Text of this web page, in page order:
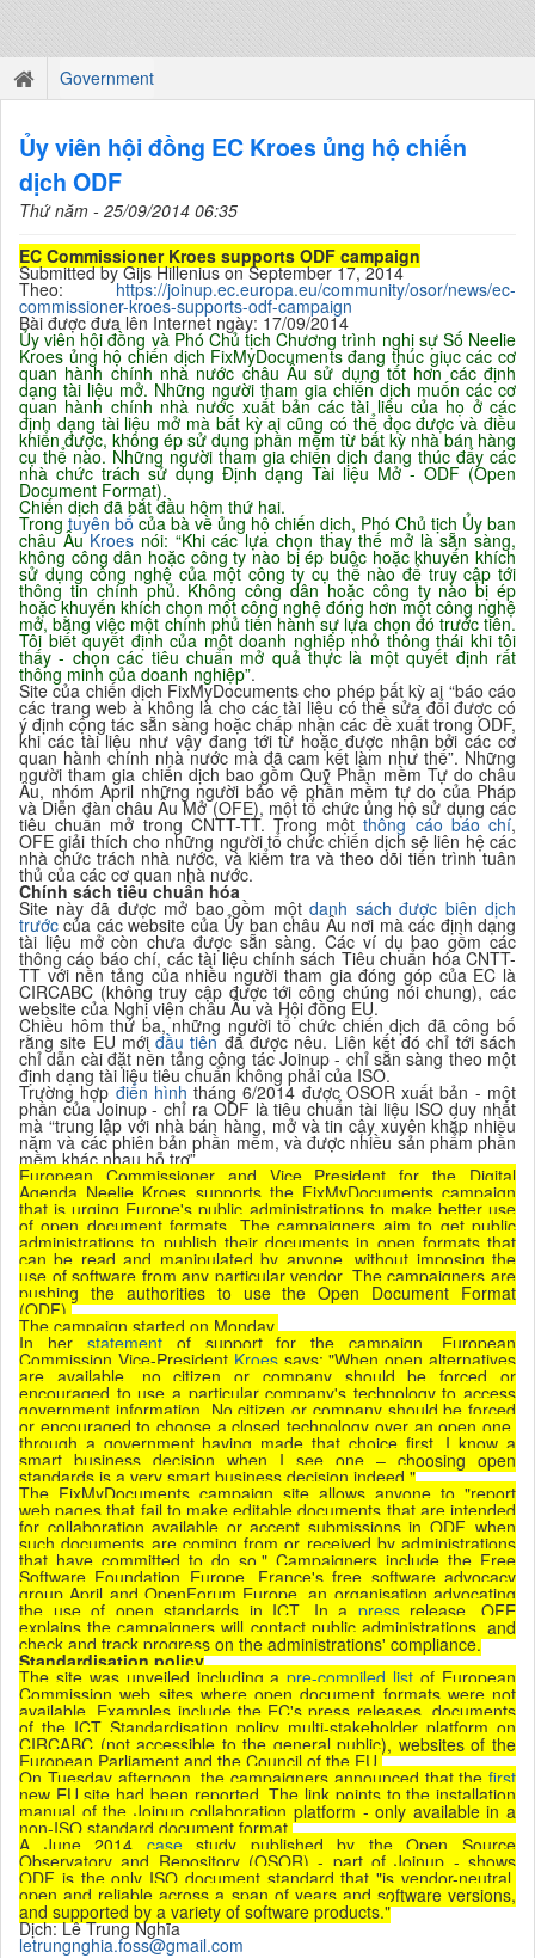
Government
Ủy viên hội đồng EC Kroes ủng hộ chiến
dịch ODF
Thứ năm - 25/09/2014 06:35
EC Commissioner Kroes supports ODF campaign
Submitted by Gijs Hillenius on September 17, 2014
Theo:https://joinup.ec.europa.eu/community/osor/news/ec-
commissioner-kroes-supports-odf-campaign
Bài được đưa lên Internet ngày: 17/09/2014
Ủy viên hội đồng và Phó Chủ tịch Chương trình nghị sự Số Neelie
Kroes ủng hộ chiến dịch FixMyDocuments đang thúc giục các cơ
quan hành chính nhà nước châu Âu sử dụng tốt hơn các định
dạng tài liệu mở. Những người tham gia chiến dịch muốn các cơ
quan hành chính nhà nước xuất bản các tài liệu của họ ở các
định dạng tài liệu mở mà bất kỳ ai cũng có thể đọc được và điều
khiển được, không ép sử dụng phần mềm từ bất kỳ nhà bán hàng
cụ thể nào. Những người tham gia chiến dịch đang thúc đẩy các
nhà chức trách sử dụng Định dạng Tài liệu Mở - ODF (Open
Document Format).
Chiến dịch đã bắt đầu hôm thứ hai.
Trong tuyên bố của bà về ủng hộ chiến dịch, Phó Chủ tịch Ủy ban
châu ÂuKroes nói: “Khi các lựa chọn thay thế mở là sẵn sàng,
không công dân hoặc công ty nào bị ép buộc hoặc khuyến khích
sử dụng công nghệ của một công ty cụ thể nào để truy cập tới
thông tin chính phủ. Không công dân hoặc công ty nào bị ép
hoặc khuyến khích chọn một công nghệ đóng hơn một công nghệ
mở, bằng việc một chính phủ tiến hành sự lựa chọn đó trước tiên.
Tôi biết quyết định của một doanh nghiệp nhỏ thông thái khi tôi
thấy - chọn các tiêu chuẩn mở quả thực là một quyết định rất
thông minh của doanh nghiệp”.
Site của chiến dịch FixMyDocuments cho phép bất kỳ ai “báo cáo
các trang web à không là cho các tài liệu có thể sửa đổi được có
ý định cộng tác sẵn sàng hoặc chấp nhận các đề xuất trong ODF,
khi các tài liệu như vậy đang tới từ hoặc được nhận bởi các cơ
quan hành chính nhà nước mà đã cam kết làm như thế”. Những
người tham gia chiến dịch bao gồm Quỹ Phần mềm Tự do châu
Âu, nhóm April những người bảo vệ phần mềm tự do của Pháp
và Diễn đàn châu Âu Mở (OFE), một tổ chức ủng hộ sử dụng các
tiêu chuẩn mở trong CNTT-TT. Trong mộtthông cáo báo chí,
OFE giải thích cho những người tổ chức chiến dịch sẽ liên hệ các
nhà chức trách nhà nước, và kiểm tra và theo dõi tiến trình tuân
thủ của các cơ quan nhà nước.
Chính sách tiêu chuẩn hóa
Site này đã được mở bao gồm một danh sách được biên dịch
trước của các website của Ủy ban châu Âu nơi mà các định dạng
tài liệu mở còn chưa được sẵn sàng. Các ví dụ bao gồm các
thông cáo báo chí, các tài liệu chính sách Tiêu chuẩn hóa CNTT-
TT với nền tảng của nhiều người tham gia đóng góp của EC là
CIRCABC (không truy cập được tới công chúng nói chung), các
website của Nghị viện châu Âu và Hội đồng EU.
Chiều hôm thứ ba, những người tổ chức chiến dịch đã công bố
rằng site EU mớiđầu tiênđã được nêu. Liên kết đó chỉ tới sách
chỉ dẫn cài đặt nền tảng cộng tác Joinup - chỉ sẵn sàng theo một
định dạng tài liệu tiêu chuẩn không phải của ISO.
Trường hợp điển hình tháng 6/2014 được OSOR xuất bản - một
phần của Joinup - chỉ ra ODF là tiêu chuẩn tài liệu ISO duy nhất
mà “trung lập với nhà bán hàng, mở và tin cậy xuyên khắp nhiều
năm và các phiên bản phần mềm, và được nhiều sản phẩm phần
mềm khác nhau hỗ trợ”.
European Commissioner and Vice President for the Digital
Agenda Neelie Kroes supports the FixMyDocuments campaign
that is urging Europe's public administrations to make better use
of open document formats. The campaigners aim to get public
administrations to publish their documents in open formats that
can be read and manipulated by anyone, without imposing the
use of software from any particular vendor. The campaigners are
pushing the authorities to use the Open Document Format
(ODF).
The campaign started on Monday.
In her statementof support for the campaign, European
Commission Vice-President Kroessays: "When open alternatives
are available, no citizen or company should be forced or
encouraged to use a particular company's technology to access
government information. No citizen or company should be forced
or encouraged to choose a closed technology over an open one,
through a government having made that choice first. I know a
smart business decision when I see one – choosing open
standards is a very smart business decision indeed."
The FixMyDocuments campaign site allows anyone to "report
web pages that fail to make editable documents that are intended
for collaboration available or accept submissions in ODF, when
such documents are coming from or received by administrations
that have committed to do so." Campaigners include the Free
Software Foundation Europe, France's free software advocacy
group April and OpenForum Europe, an organisation advocating
the use of open standards in ICT. In a pressrelease, OFE
explains the campaigners will contact public administrations, and
check and track progress on the administrations' compliance.
Standardisation policy
The site was unveiled including apre-compiled list of European
Commission web sites where open document formats were not
available. Examples include the EC's press releases, documents
of the ICT Standardisation policy multi-stakeholder platform on
CIRCABC (not accessible to the general public), websites of the
European Parliament and the Council of the EU.
On Tuesday afternoon, the campaigners announced that the first
new EU site had been reported. The link points to the installation
manual of the Joinup collaboration platform - only available in a
non-ISO standard document format.
A June 2014 casestudy published by the Open Source
Observatory and Repository (OSOR) - part of Joinup - shows
ODF is the only ISO document standard that "is vendor-neutral,
open and reliable across a span of years and software versions,
and supported by a variety of software products."
Dịch: Lê Trung Nghĩa
letrungnghia.foss@gmail.com